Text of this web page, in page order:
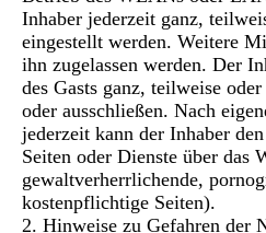
Inhaber jederzeit ganz,
eingestellt werden. Weitere
ihn zugelassen werden. Der
des Gasts ganz, teilweise
oder ausschließen. Nach
jederzeit kann der Inhaber
Seiten oder Dienste über das
gewaltverherrlichende,
kostenpflichtige Seiten).
2. Hinweise zu Gefahren der